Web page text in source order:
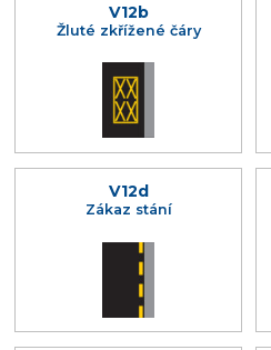
V12b
Žluté zkřížené čáry
V12d
Zákaz stání